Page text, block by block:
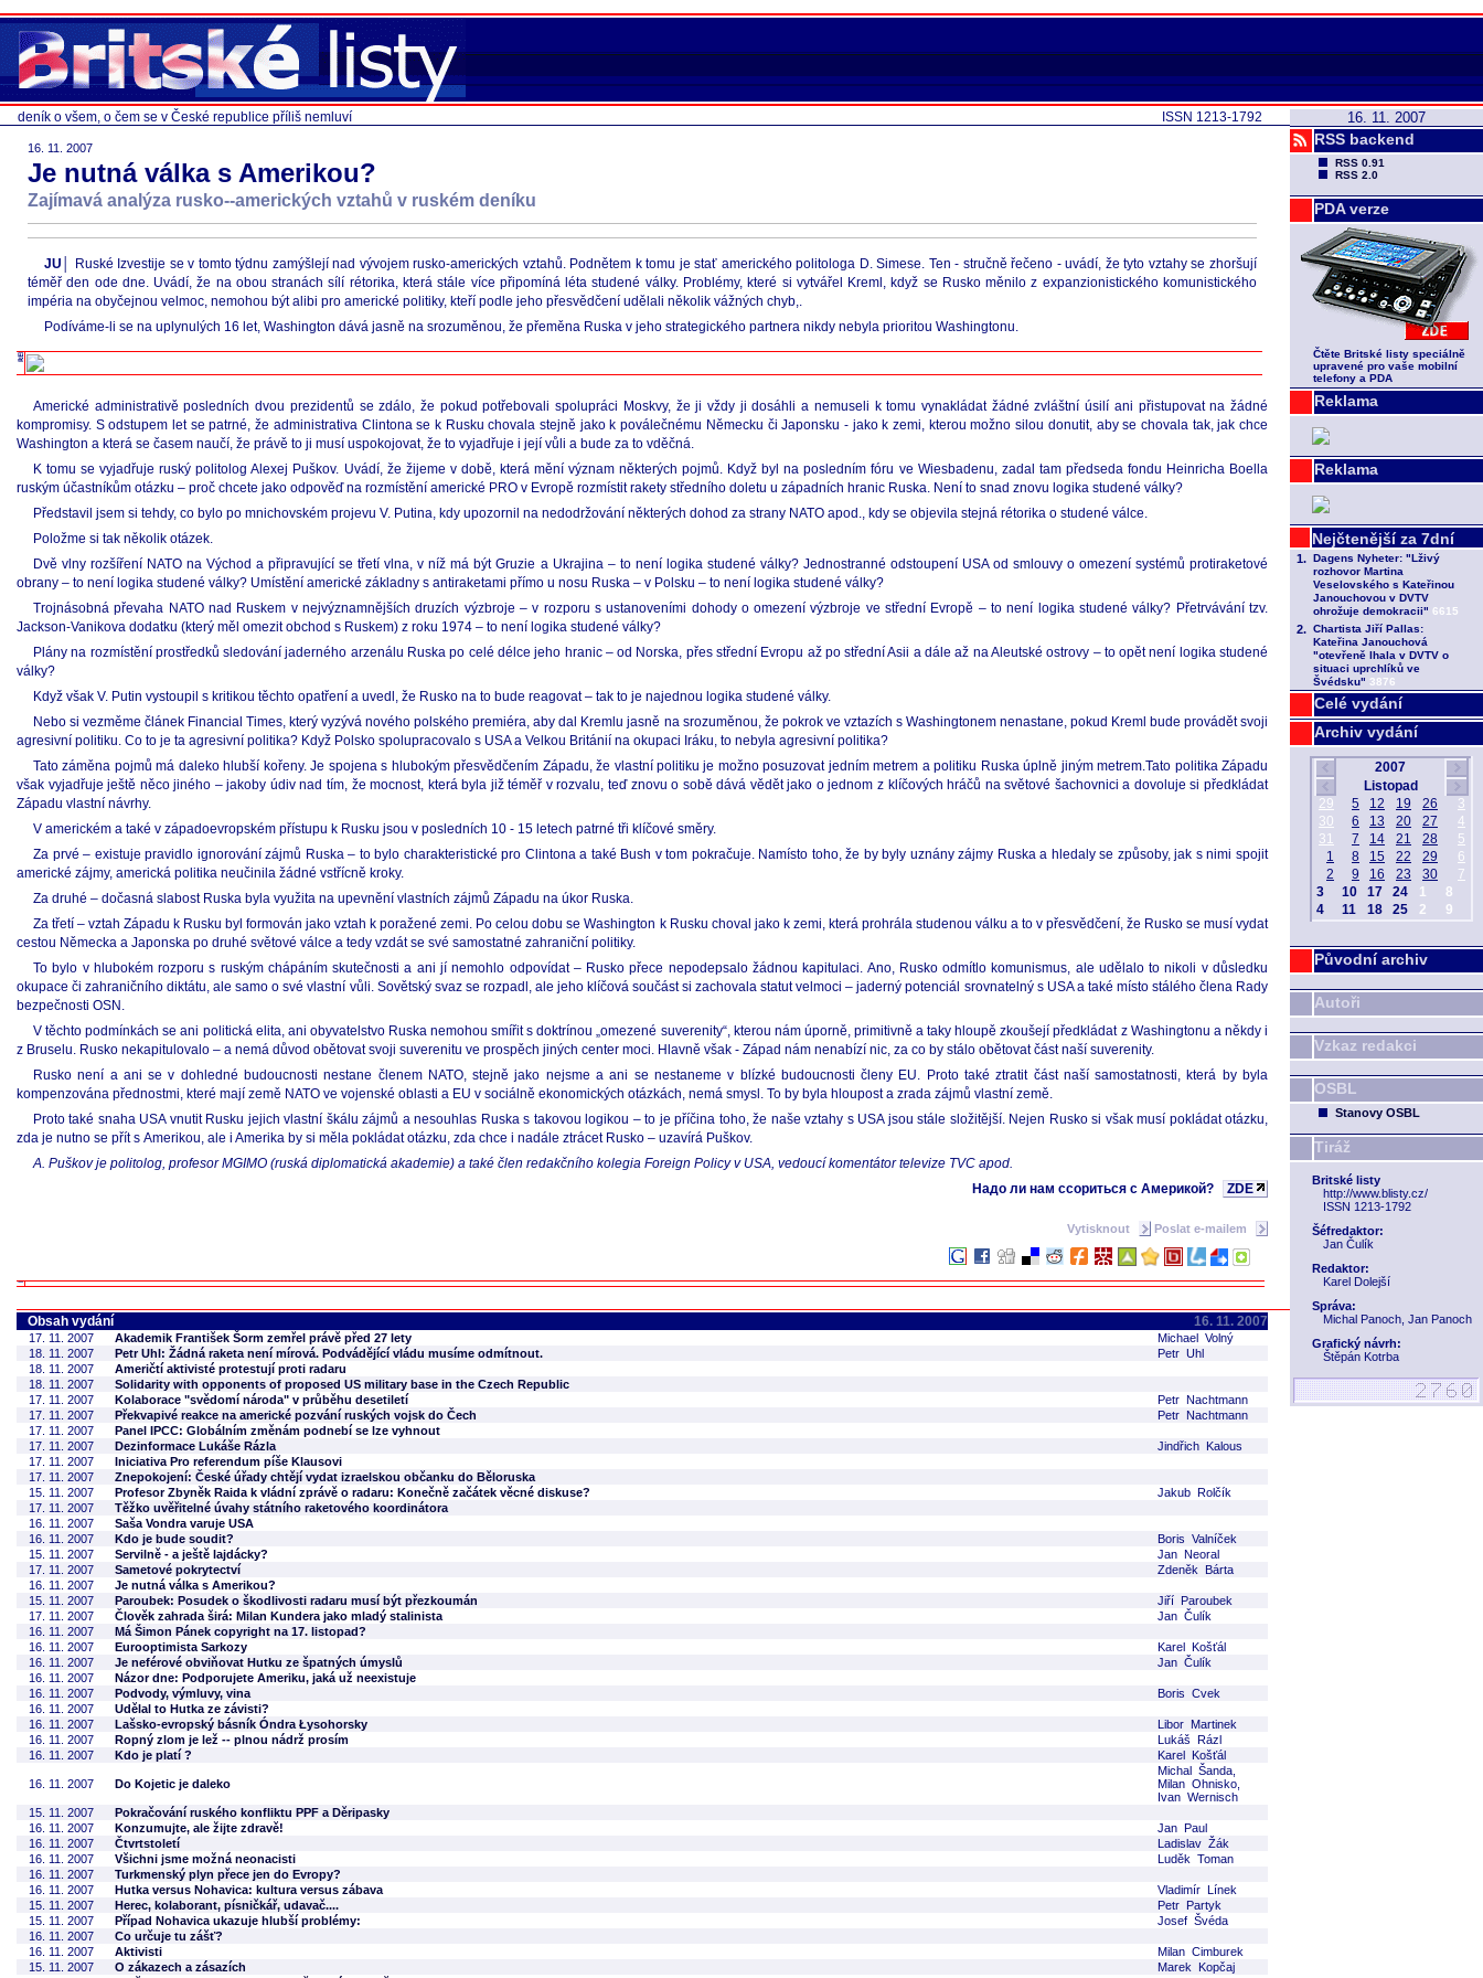
16. 11. 2007
RSS backend
RSS 0.91
RSS 2.0
PDA verze
Čtěte Britské listy speciálně
upravené pro vaše mobilní
telefony a PDA
Reklama
Reklama
Celé vydání
Archiv vydání
Původní archiv
Autoři
Vzkaz redakci
OSBL
Stanovy OSBL
Tiráž
Britské listy
http://www.blisty.cz/
ISSN 1213-1792
Šéfredaktor:
Jan Čulík
Redaktor:
Karel Dolejší
Správa:
Michal Panoch, Jan Panoch
Grafický návrh:
Štěpán Kotrba
ISSN 1213-1792
deník o všem, o čem se v České republice příliš nemluví
16. 11. 2007
Je nutná válka s Amerikou?
Zajímavá analýza rusko--amerických vztahů v ruském deníku
JU│
Ruské Izvestije se v tomto týdnu zamýšlejí nad vývojem rusko-amerických vztahů. Podnětem k tomu je stať amerického politologa D. Simese. Ten - stručně řečeno - uvádí, že tyto vztahy se zhoršují
téměř den ode dne. Uvádí, že na obou stranách sílí rétorika, která stále více připomíná léta studené války. Problémy, které si vytvářel Kreml, když se Rusko měnilo z expanzionistického komunistického
impéria na obyčejnou velmoc, nemohou být alibi pro americké politiky, kteří podle jeho přesvědčení udělali několik vážných chyb,.
Podíváme-li se na uplynulých 16 let, Washington dává jasně na srozuměnou, že přeměna Ruska v jeho strategického partnera nikdy nebyla prioritou Washingtonu.
Americké administrativě posledních dvou prezidentů se zdálo, že pokud potřebovali spolupráci Moskvy, že ji vždy ji dosáhli a nemuseli k tomu vynakládat žádné zvláštní úsilí ani přistupovat na žádné
kompromisy. S odstupem let se patrné, že administrativa Clintona se k Rusku chovala stejně jako k poválečnému Německu či Japonsku - jako k zemi, kterou možno silou donutit, aby se chovala tak, jak chce
Washington a která se časem naučí, že právě to ji musí uspokojovat, že to vyjadřuje i její vůli a bude za to vděčná.
K tomu se vyjadřuje ruský politolog Alexej Puškov. Uvádí, že žijeme v době, která mění význam některých pojmů. Když byl na posledním fóru ve Wiesbadenu, zadal tam předseda fondu Heinricha Boella
ruským účastníkům otázku – proč chcete jako odpověď na rozmístění americké PRO v Evropě rozmístit rakety středního doletu u západních hranic Ruska. Není to snad znovu logika studené války?
Představil jsem si tehdy, co bylo po mnichovském projevu V. Putina, kdy upozornil na nedodržování některých dohod za strany NATO apod., kdy se objevila stejná rétorika o studené válce.
Položme si tak několik otázek.
Dvě vlny rozšíření NATO na Východ a připravující se třetí vlna, v níž má být Gruzie a Ukrajina – to není logika studené války? Jednostranné odstoupení USA od smlouvy o omezení systémů protiraketové
obrany – to není logika studené války? Umístění americké základny s antiraketami přímo u nosu Ruska – v Polsku – to není logika studené války?
Trojnásobná převaha NATO nad Ruskem v nejvýznamnějších druzích výzbroje – v rozporu s ustanoveními dohody o omezení výzbroje ve střední Evropě – to není logika studené války? Přetrvávání tzv.
Jackson-Vanikova dodatku (který měl omezit obchod s Ruskem) z roku 1974 – to není logika studené války?
Plány na rozmístění prostředků sledování jaderného arzenálu Ruska po celé délce jeho hranic – od Norska, přes střední Evropu až po střední Asii a dále až na Aleutské ostrovy – to opět není logika studené
války?
Když však V. Putin vystoupil s kritikou těchto opatření a uvedl, že Rusko na to bude reagovat – tak to je najednou logika studené války.
Nebo si vezměme článek Financial Times, který vyzývá nového polského premiéra, aby dal Kremlu jasně na srozuměnou, že pokrok ve vztazích s Washingtonem nenastane, pokud Kreml bude provádět svoji
agresivní politiku. Co to je ta agresivní politika? Když Polsko spolupracovalo s USA a Velkou Británií na okupaci Iráku, to nebyla agresivní politika?
Tato záměna pojmů má daleko hlubší kořeny. Je spojena s hlubokým přesvědčením Západu, že vlastní politiku je možno posuzovat jedním metrem a politiku Ruska úplně jiným metrem.Tato politika Západu
však vyjadřuje ještě něco jiného – jakoby údiv nad tím, že mocnost, která byla již téměř v rozvalu, teď znovu o sobě dává vědět jako o jednom z klíčových hráčů na světové šachovnici a dovoluje si předkládat
Západu vlastní návrhy.
V americkém a také v západoevropském přístupu k Rusku jsou v posledních 10 - 15 letech patrné tři klíčové směry.
Za prvé – existuje pravidlo ignorování zájmů Ruska – to bylo charakteristické pro Clintona a také Bush v tom pokračuje. Namísto toho, že by byly uznány zájmy Ruska a hledaly se způsoby, jak s nimi spojit
americké zájmy, americká politika neučinila žádné vstřícně kroky.
Za druhé – dočasná slabost Ruska byla využita na upevnění vlastních zájmů Západu na úkor Ruska.
Za třetí – vztah Západu k Rusku byl formován jako vztah k poražené zemi. Po celou dobu se Washington k Rusku choval jako k zemi, která prohrála studenou válku a to v přesvědčení, že Rusko se musí vydat
cestou Německa a Japonska po druhé světové válce a tedy vzdát se své samostatné zahraniční politiky.
To bylo v hlubokém rozporu s ruským chápáním skutečnosti a ani jí nemohlo odpovídat – Rusko přece nepodepsalo žádnou kapitulaci. Ano, Rusko odmítlo komunismus, ale udělalo to nikoli v důsledku
okupace či zahraničního diktátu, ale samo o své vlastní vůli. Sovětský svaz se rozpadl, ale jeho klíčová součást si zachovala statut velmoci – jaderný potenciál srovnatelný s USA a také místo stálého člena Rady
bezpečnosti OSN.
V těchto podmínkách se ani politická elita, ani obyvatelstvo Ruska nemohou smířit s doktrínou „omezené suverenity“, kterou nám úporně, primitivně a taky hloupě zkoušejí předkládat z Washingtonu a někdy i
z Bruselu. Rusko nekapitulovalo – a nemá důvod obětovat svoji suverenitu ve prospěch jiných center moci. Hlavně však - Západ nám nenabízí nic, za co by stálo obětovat část naší suverenity.
Rusko není a ani se v dohledné budoucnosti nestane členem NATO, stejně jako nejsme a ani se nestaneme v blízké budoucnosti členy EU. Proto také ztratit část naší samostatnosti, která by byla
kompenzována přednostmi, které mají země NATO ve vojenské oblasti a EU v sociálně ekonomických otázkách, nemá smysl. To by byla hloupost a zrada zájmů vlastní země.
Proto také snaha USA vnutit Rusku jejich vlastní škálu zájmů a nesouhlas Ruska s takovou logikou – to je příčina toho, že naše vztahy s USA jsou stále složitější. Nejen Rusko si však musí pokládat otázku,
zda je nutno se přít s Amerikou, ale i Amerika by si měla pokládat otázku, zda chce i nadále ztrácet Rusko – uzavírá Puškov.
A. Puškov je politolog, profesor MGIMO (ruská diplomatická akademie) a také člen redakčního kolegia Foreign Policy v USA, vedoucí komentátor televize TVC apod.
Надо ли нам ссориться с Америкой?
ZDE
Vytisknout Poslat e-mailem
Obsah vydání 16. 11. 2007
17. 11. 2007 Akademik František Šorm zemřel právě před 27 lety
Michael Volný
18. 11. 2007
Petr Uhl: Žádná raketa není mírová. Podvádějící vládu musíme odmítnout.
Petr Uhl
18. 11. 2007
Američtí aktivisté protestují proti radaru
18. 11. 2007
Solidarity with opponents of proposed US military base in the Czech Republic
17. 11. 2007
Kolaborace "svědomí národa" v průběhu desetiletí
Petr Nachtmann
17. 11. 2007
Překvapivé reakce na americké pozvání ruských vojsk do Čech
Petr Nachtmann
17. 11. 2007
Panel IPCC: Globálním změnám podnebí se lze vyhnout
17. 11. 2007
Dezinformace Lukáše Rázla
Jindřich Kalous
17. 11. 2007
Iniciativa Pro referendum píše Klausovi
17. 11. 2007
Znepokojení: České úřady chtějí vydat izraelskou občanku do Běloruska
15. 11. 2007
Profesor Zbyněk Raida k vládní zprávě o radaru: Konečně začátek věcné diskuse?
Jakub Rolčík
17. 11. 2007
Těžko uvěřitelné úvahy státního raketového koordinátora
16. 11. 2007
Saša Vondra varuje USA
16. 11. 2007
Kdo je bude soudit?
Boris Valníček
15. 11. 2007
Servilně - a ještě lajdácky?
Jan Neoral
17. 11. 2007
Sametové pokrytectví
Zdeněk Bárta
16. 11. 2007
Je nutná válka s Amerikou?
15. 11. 2007
Paroubek: Posudek o škodlivosti radaru musí být přezkoumán
Jiří Paroubek
17. 11. 2007
Člověk zahrada širá: Milan Kundera jako mladý stalinista
Jan Čulík
16. 11. 2007
Má Šimon Pánek copyright na 17. listopad?
16. 11. 2007
Eurooptimista Sarkozy
Karel Košťál
16. 11. 2007
Je neférové obviňovat Hutku ze špatných úmyslů
Jan Čulík
16. 11. 2007
Názor dne: Podporujete Ameriku, jaká už neexistuje
16. 11. 2007
Podvody, výmluvy, vina
Boris Cvek
16. 11. 2007
Udělal to Hutka ze závisti?
16. 11. 2007
Lašsko-evropský básník Óndra Łysohorsky
Libor Martinek
16. 11. 2007
Ropný zlom je lež -- plnou nádrž prosím
Lukáš Rázl
16. 11. 2007
Kdo je platí ? Karel Košťál
16. 11. 2007 Do Kojetic je daleko
Michal Šanda,
Milan Ohnisko,
Ivan Wernisch
15. 11. 2007
Pokračování ruského konfliktu PPF a Děripasky
16. 11. 2007
Konzumujte, ale žijte zdravě!
Jan Paul
16. 11. 2007
Čtvrtstoletí
Ladislav Žák
16. 11. 2007
Všichni jsme možná neonacisti
Luděk Toman
16. 11. 2007
Turkmenský plyn přece jen do Evropy?
16. 11. 2007
Hutka versus Nohavica: kultura versus zábava
Vladimír Línek
15. 11. 2007
Herec, kolaborant, písničkář, udavač....
Petr Partyk
15. 11. 2007
Případ Nohavica ukazuje hlubší problémy:
Josef Švéda
16. 11. 2007
Co určuje tu zášť?
16. 11. 2007
Aktivisti
Milan Cimburek
15. 11. 2007
O zákazech a zásazích
Marek Kopčaj